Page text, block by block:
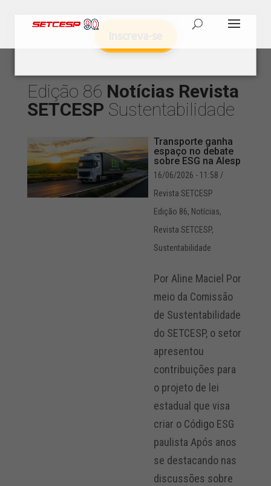
Edição 86 Notícias Revista
SETCESP Sustentabilidade
Transporte ganha
espaço no debate
sobre ESG na Alesp
16/06/2026 - 11:58 /
Revista SETCESP
Edição 86, Notícias,
Revista SETCESP,
Sustentabilidade
Por Aline Maciel Por
meio da Comissão
de Sustentabilidade
do SETCESP, o setor
apresentou
contribuições para
o projeto de lei
estadual que visa
criar o Código ESG
paulista Após anos
se destacando nas
discussões sobre